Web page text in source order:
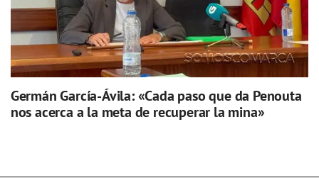
Germán García-Ávila: «Cada paso que da Penouta
nos acerca a la meta de recuperar la mina»